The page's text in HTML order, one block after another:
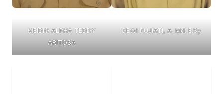
MEIDIO ALPHA TEDDY
ARITOSA
DEWI PUJIATI, A. Md. E.Sy